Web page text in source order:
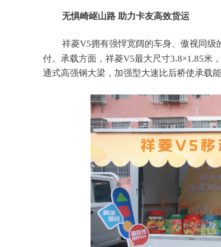
无惧崎岖山路 助力卡友高效货运
祥菱V5拥有强悍宽阔的车身、傲视同
付。 承载方面，祥菱V5最大尺寸3.8×1 .85米，
通式高强钢大梁，加强型大速比后桥使承载